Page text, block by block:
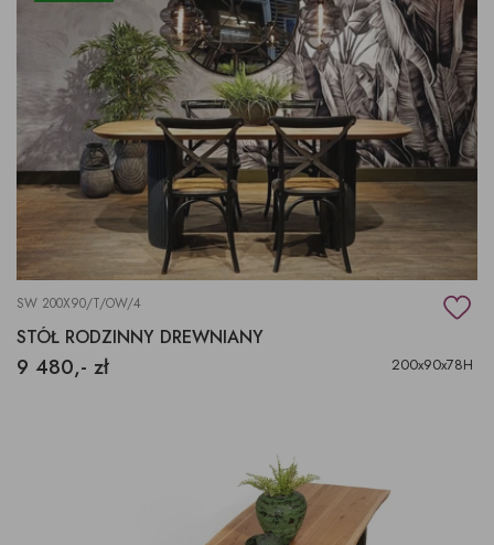
SW 200X90/T/OW/4
STÓŁ RODZINNY DREWNIANY
9 480,- zł 200x90x78H